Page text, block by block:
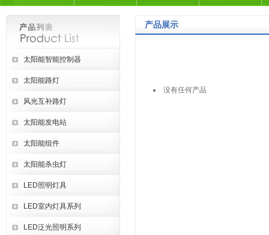
太阳能智能控制器
太阳能路灯
风光互补路灯
太阳能发电站
太阳能组件
太阳能杀虫灯
LED照明灯具
LED室内灯具系列
LED泛光照明系列
产品展示
没有任何产品